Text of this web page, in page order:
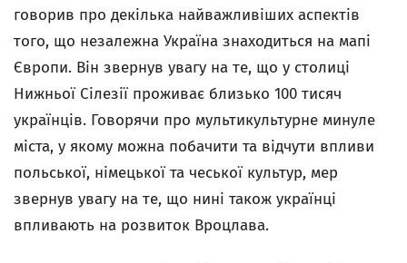
говорив про декілька найважливіших аспектів
того, що незалежна Україна знаходиться на мапі
Європи. Він звернув увагу на те, що у столиці
Нижньої Сілезії проживає близько 100 тисяч
українців. Говорячи про мультикультурне минуле
міста, у якому можна побачити та відчути впливи
польської, німецької та чеської культур, мер
звернув увагу на те, що нині також українці
впливають на розвиток Вроцлава.